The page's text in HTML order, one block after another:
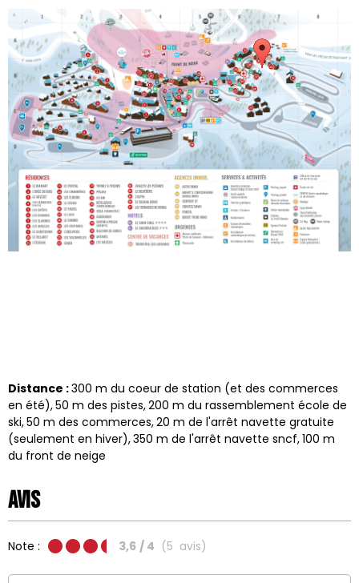
Distance :300 m du coeur de station (et des commerces
en été) 50 m des pistes 200 m du rassemblement école de
ski 50 m des commerces 20 m de l'arrêt navette gratuite
(seulement en hiver) 350 m de l'arrêt navette sncf 100 m
du front de neige
Avis
Note : 3,6 / 4 (5 avis)